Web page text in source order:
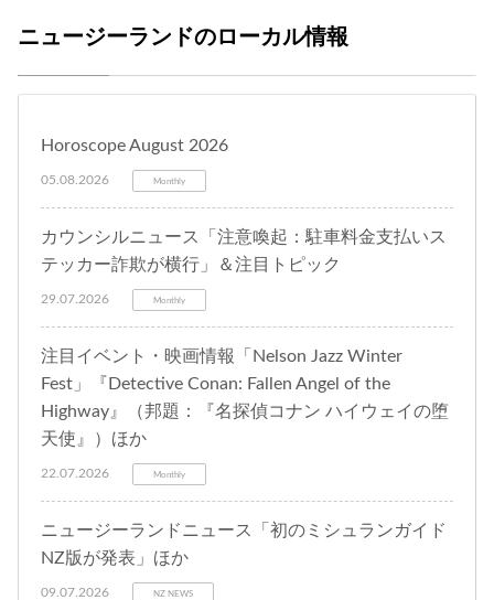
ニュージーランドのローカル情報
Horoscope August 2026
05.08.2026 Monthly
カウンシルニュース「注意喚起：駐車料金支払いス
テッカー詐欺が横行」＆注目トピック
29.07.2026 Monthly
注目イベント・映画情報「Nelson Jazz Winter
Fest」『Detective Conan: Fallen Angel of the
Highway』（邦題：『名探偵コナン ハイウェイの堕
天使』）ほか
22.07.2026 Monthly
ニュージーランドニュース「初のミシュランガイド
NZ版が発表」ほか
09.07.2026 NZ NEWS